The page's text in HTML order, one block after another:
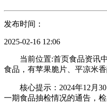
发布时间：
2025-02-16 12:06
当前位置:首页食品资讯中
食品，有苹果脆片、平凉米
核心提示：2024年12月30
一期食品抽检情况的通告，